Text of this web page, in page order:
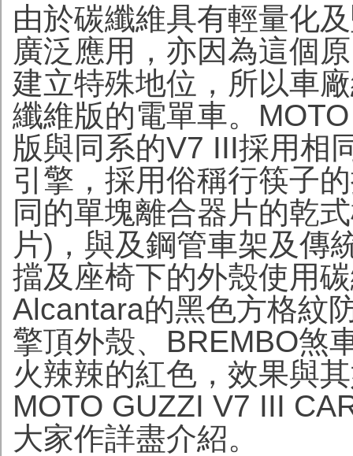
由於碳纖維具有輕量化
廣泛應用，亦因為這個
建立特殊地位，所以車
纖維版的電單車。
版與同系的V7 III採用相
引擎，採用俗稱行筷子
同的單塊離合器片的乾
片)，與及鋼管車架及傳
擋及座椅下的外殼使用
Alcantara的黑色方格紋
擎頂外殼、BREMBO煞
火辣辣的紅色，效果與
MOTO GUZZI V7 III
大家作詳盡介紹。